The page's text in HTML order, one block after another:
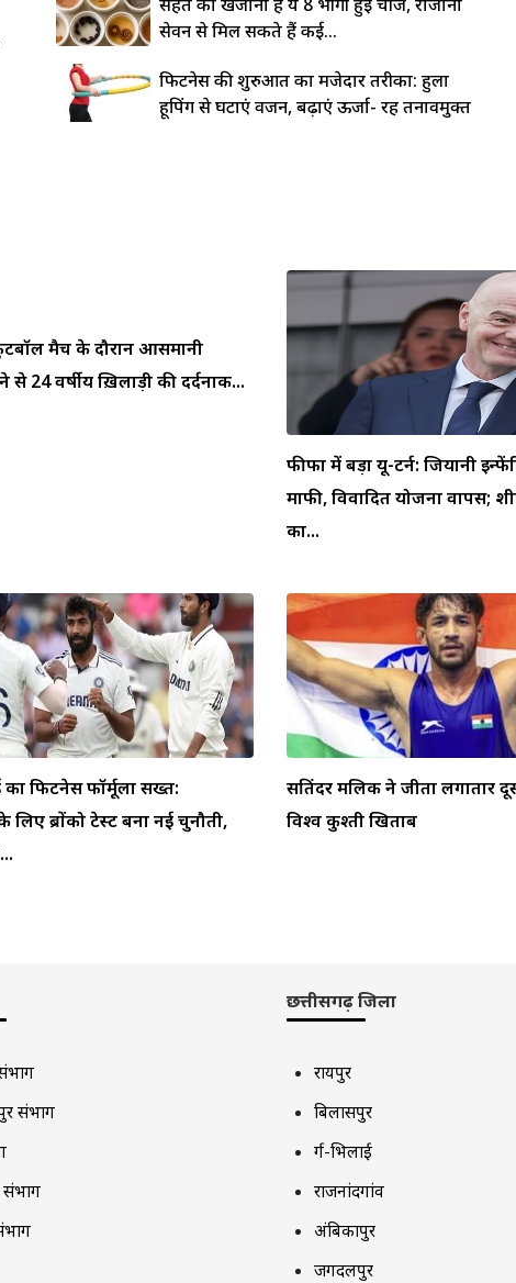
सेवन से मिल सकते हैं कई...
फिटनेस की शुरुआत का मजेदार तरीका: हुला
हूपिंग से घटाएं वजन, बढ़ाएं ऊर्जा- रहें तनावमुक्त
मैच के दौरान आसमानी
से 24 वर्षीय ख़िलाड़ी की दर्दनाक...
फीफा में बड़ा यू-टर्न: जियानी
माफी, विवादित योजना वापस;
का...
फिटनेस फॉर्मूला सख्त:
लिए ब्रोंको टेस्ट बना नई चुनौती,
सतिंदर मलिक ने जीता लगातार
विश्व कुश्ती खिताब
संभाग
संभाग
छत्तीसगढ़ जिला
रायपुर
बिलासपुर
दुर्ग-भिलाई
राजनांदगांव
अंबिकापुर
जगदलपुर